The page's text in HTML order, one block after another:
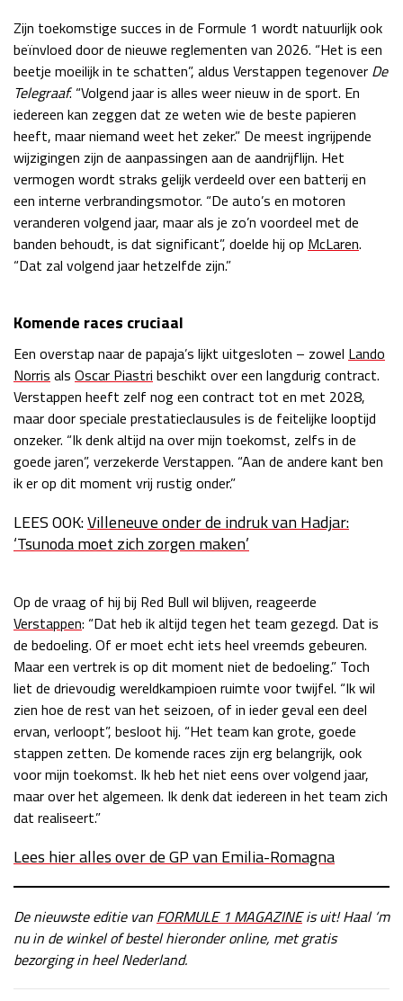
Kwalificatie
za 19:00 - 20:00
Race
zo 17:00 - 19:00
Zijn toekomstige succes in de Formule 1 wordt natuurlijk ook
beïnvloed door de nieuwe reglementen van 2026. “Het is een
beetje moeilijk in te schatten”, aldus Verstappen tegenover De
Telegraaf. “Volgend jaar is alles weer nieuw in de sport. En
iedereen kan zeggen dat ze weten wie de beste papieren
heeft, maar niemand weet het zeker.” De meest ingrijpende
wijzigingen zijn de aanpassingen aan de aandrijflijn. Het
vermogen wordt straks gelijk verdeeld over een batterij en
een interne verbrandingsmotor. “De auto’s en motoren
veranderen volgend jaar, maar als je zo’n voordeel met de
banden behoudt, is dat significant”, doelde hij op McLaren.
“Dat zal volgend jaar hetzelfde zijn.”
Komende races cruciaal
Een overstap naar de papaja’s lijkt uitgesloten – zowel Lando
Norris als Oscar Piastri beschikt over een langdurig contract.
Verstappen heeft zelf nog een contract tot en met 2028,
maar door speciale prestatieclausules is de feitelijke looptijd
onzeker. “Ik denk altijd na over mijn toekomst, zelfs in de
goede jaren”, verzekerde Verstappen. “Aan de andere kant ben
ik er op dit moment vrij rustig onder.”
LEES OOK:Villeneuve onder de indruk van Hadjar:
‘Tsunoda moet zich zorgen maken’
Op de vraag of hij bij Red Bull wil blijven, reageerde
Verstappen: “Dat heb ik altijd tegen het team gezegd. Dat is
de bedoeling. Of er moet echt iets heel vreemds gebeuren.
Maar een vertrek is op dit moment niet de bedoeling.” Toch
liet de drievoudig wereldkampioen ruimte voor twijfel. “Ik wil
zien hoe de rest van het seizoen, of in ieder geval een deel
ervan, verloopt”, besloot hij. “Het team kan grote, goede
stappen zetten. De komende races zijn erg belangrijk, ook
voor mijn toekomst. Ik heb het niet eens over volgend jaar,
maar over het algemeen. Ik denk dat iedereen in het team zich
dat realiseert.”
Lees hier alles over de GP van Emilia-Romagna
De nieuwste editie van FORMULE 1 MAGAZINEis uit! Haal ‘m
nu in de winkel of bestel hieronder online, met gratis
bezorging in heel Nederland.